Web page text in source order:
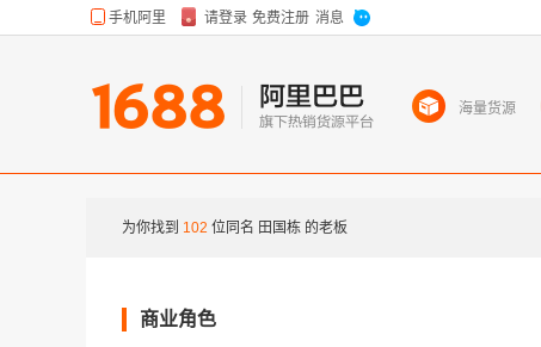
海量货源
为你找到 102 位同名 田国栋 的老板
商业角色